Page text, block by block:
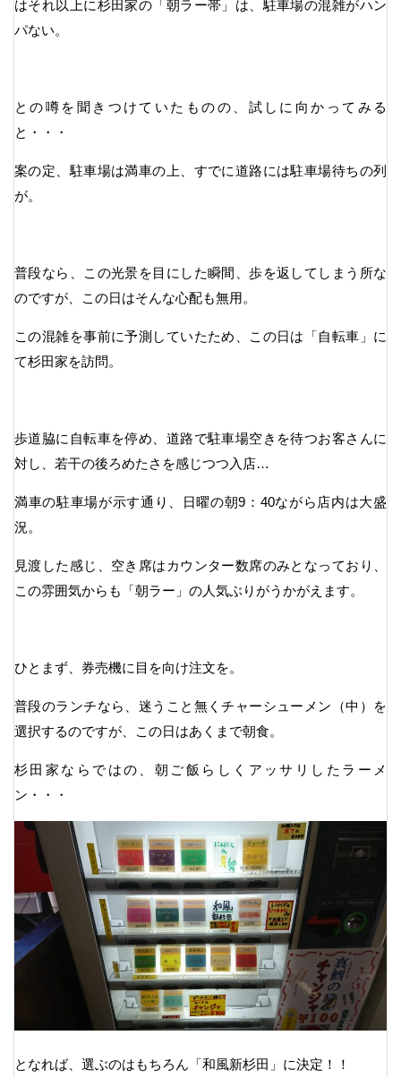
はそれ以上に杉田家の「朝ラー帯」は、駐車場の混雑がハン
パない。
との噂を聞きつけていたものの、試しに向かってみる
と・・・
案の定、駐車場は満車の上、すでに道路には駐車場待ちの列
が。
普段なら、この光景を目にした瞬間、歩を返してしまう所な
のですが、この日はそんな心配も無用。
この混雑を事前に予測していたため、この日は「自転車」に
て杉田家を訪問。
歩道脇に自転車を停め、道路で駐車場空きを待つお客さんに
対し、若干の後ろめたさを感じつつ入店…
満車の駐車場が示す通り、日曜の朝9：40ながら店内は大盛
況。
見渡した感じ、空き席はカウンター数席のみとなっており、
この雰囲気からも「朝ラー」の人気ぶりがうかがえます。
ひとまず、券売機に目を向け注文を。
普段のランチなら、迷うこと無くチャーシューメン（中）を
選択するのですが、この日はあくまで朝食。
杉田家ならではの、朝ご飯らしくアッサリしたラーメ
ン・・・
となれば、選ぶのはもちろん「和風新杉田」に決定！！